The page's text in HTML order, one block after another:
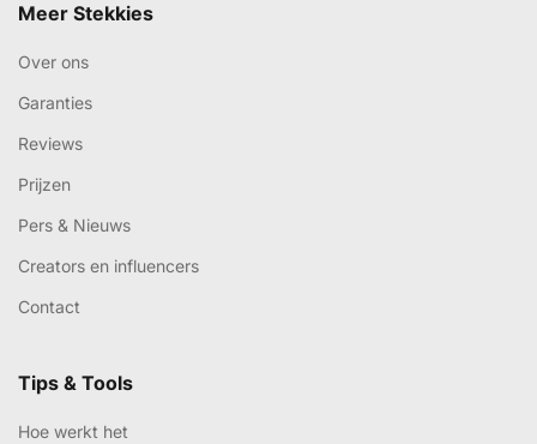
Meer Stekkies
Over ons
Garanties
Reviews
Prijzen
Pers & Nieuws
Creators en influencers
Contact
Tips & Tools
Hoe werkt het